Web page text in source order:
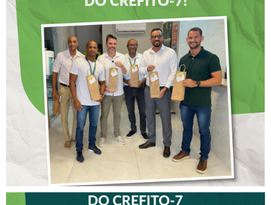
DIA DOS PAIS É
ANTECIPADO PARA
COLABORADORES DO
CREFITO-7